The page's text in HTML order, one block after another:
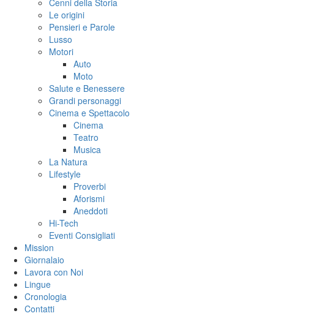
Cenni della Storia
Le origini
Pensieri e Parole
Lusso
Motori
Auto
Moto
Salute e Benessere
Grandi personaggi
Cinema e Spettacolo
Cinema
Teatro
Musica
La Natura
Lifestyle
Proverbi
Aforismi
Aneddoti
Hi-Tech
Eventi Consigliati
Mission
Giornalaio
Lavora con Noi
Lingue
Cronologia
Contatti